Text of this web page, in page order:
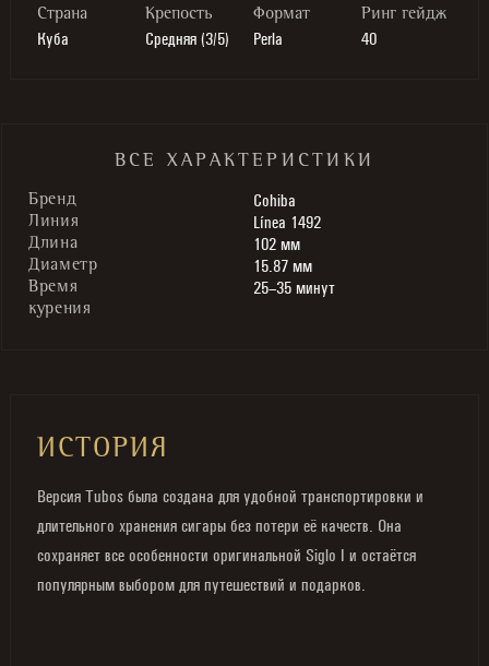
Cтрана
Куба
Крепость
Средняя (3/5)
Формат
Perla
Ринг гейдж
40
ВСЕ ХАРАКТЕРИСТИКИ
Бренд Cohiba
Линия Línea 1492
Длина 102 мм
Диаметр 15.87 мм
Время
курения
25–35 минут
ИСТОРИЯ
Версия Tubos была создана для удобной транспортировки и
длительного хранения сигары без потери её качеств. Она
сохраняет все особенности оригинальной Siglo I и остаётся
популярным выбором для путешествий и подарков.